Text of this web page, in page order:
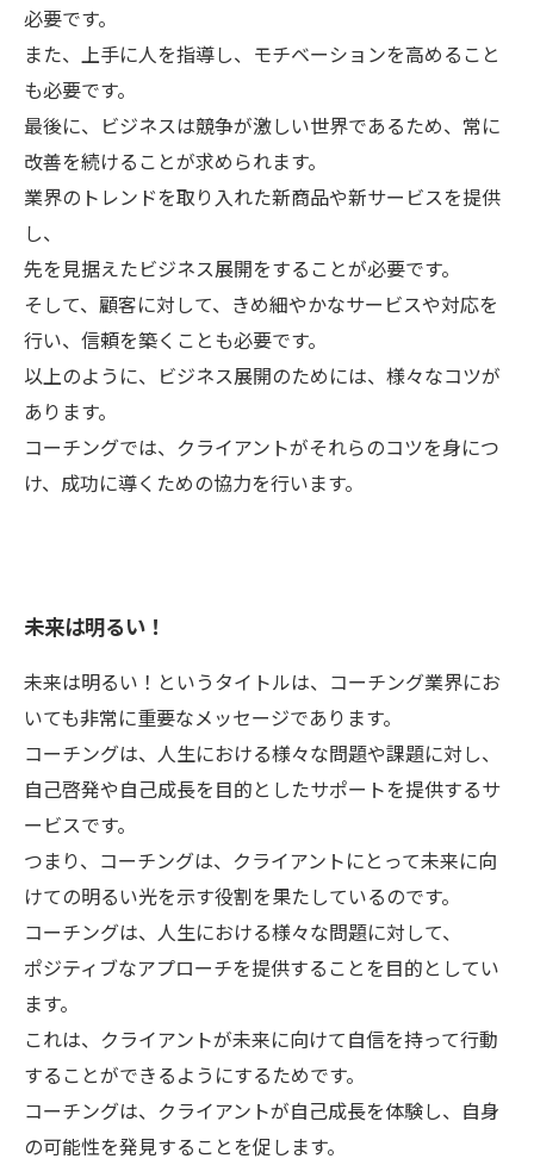
必要です。
また、上手に人を指導し、モチベーションを高めること
も必要です。
最後に、ビジネスは競争が激しい世界であるため、常に
改善を続けることが求められます。
業界のトレンドを取り入れた新商品や新サービスを提供
し、
先を見据えたビジネス展開をすることが必要です。
そして、顧客に対して、きめ細やかなサービスや対応を
行い、信頼を築くことも必要です。
以上のように、ビジネス展開のためには、様々なコツが
あります。
コーチングでは、クライアントがそれらのコツを身につ
け、成功に導くための協力を行います。
未来は明るい！
未来は明るい！というタイトルは、コーチング業界にお
いても非常に重要なメッセージであります。
コーチングは、人生における様々な問題や課題に対し、
自己啓発や自己成長を目的としたサポートを提供するサ
ービスです。
つまり、コーチングは、クライアントにとって未来に向
けての明るい光を示す役割を果たしているのです。
コーチングは、人生における様々な問題に対して、
ポジティブなアプローチを提供することを目的としてい
ます。
これは、クライアントが未来に向けて自信を持って行動
することができるようにするためです。
コーチングは、クライアントが自己成長を体験し、自身
の可能性を発見することを促します。